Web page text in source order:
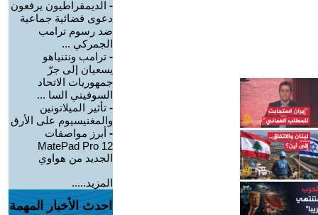
- الديمقراطيون يرفعون
دعوى قضائية جماعية
ضد رسوم ترامب
الجمركي ...
- ترامب ونتنياهو
يسعيان إلى جرّ
جمهوريات الاتحاد
السوفيتي السا ...
- تأثير الميلاتونين
والمغنيسيوم على الأرق
- أبرز مواصفات
MatePad Pro 12
الجديد من هواوي
المزيد.....
احدث الأخبار المهمة